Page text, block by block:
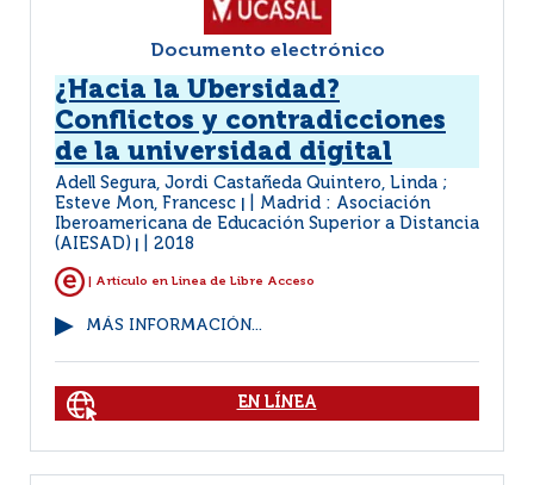
Documento electrónico
¿Hacia la Ubersidad?
Conflictos y contradicciones
de la universidad digital
Adell Segura, Jordi Castañeda Quintero, Linda ;
Esteve Mon, Francesc
Madrid : Asociación
Iberoamericana de Educación Superior a Distancia
(AIESAD)
2018
| Artículo en Linea de Libre Acceso
MÁS INFORMACIÓN...
EN LÍNEA